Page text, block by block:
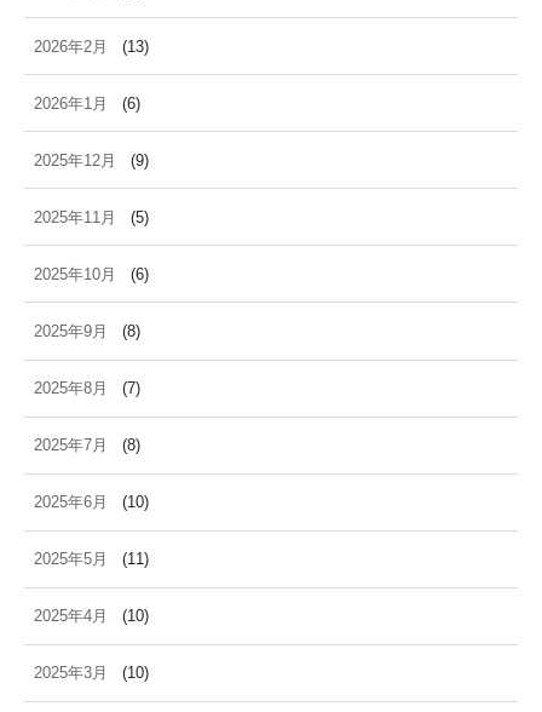
2026年2月 (13)
2026年1月 (6)
2025年12月 (9)
2025年11月 (5)
2025年10月 (6)
2025年9月 (8)
2025年8月 (7)
2025年7月 (8)
2025年6月 (10)
2025年5月 (11)
2025年4月 (10)
2025年3月 (10)